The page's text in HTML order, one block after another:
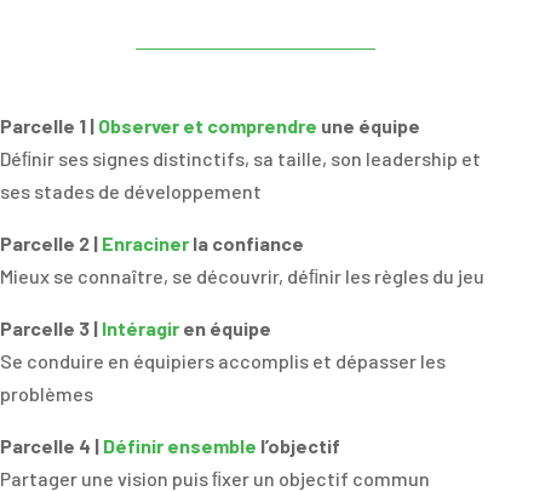
Parcelle 1 | Observer et comprendre une équipe
Déﬁnir ses signes distinctifs, sa taille, son leadership et
ses stades de développement
Parcelle 2 | Enraciner la confiance
Mieux se connaître, se découvrir, déﬁnir les règles du jeu
Parcelle 3 | Intéragir en équipe
Se conduire en équipiers accomplis et dépasser les
problèmes
Parcelle 4 | Définir ensemble l’objectif
Partager une vision puis ﬁxer un objectif commun